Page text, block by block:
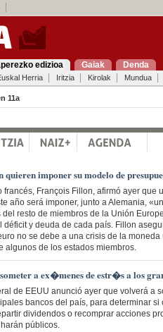
edizioa Gaiak Denda
Herria Iritzia Kirolak Mundua
11a
imponer su modelo de
francés, François Fillon, afirmó ayer que
año será imponer, junto a Alemania,
del resto de miembros de la Unión
déficit y deuda de cada país. Fillon
no se debe a una crisis de la
algunos de los estados miembros.
a ex�menes de estr�s a los
de EEUU anunció ayer que volverá a
bancos del país, para determinar
dividendos o recomprar acciones
públicos.